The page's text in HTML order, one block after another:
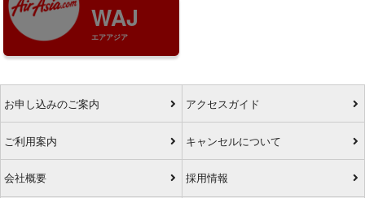
WAJ
エアアジア
お申し込みのご案内 アクセスガイド
ご利用案内 キャンセルについて
会社概要 採用情報